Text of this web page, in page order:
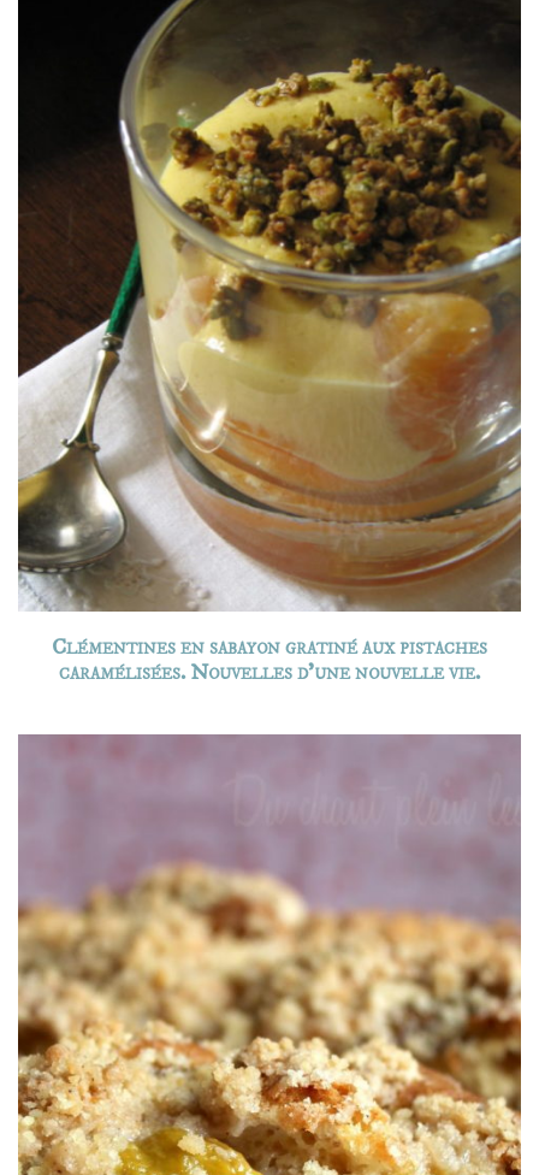
Clémentines en sabayon gratiné aux pistaches
caramélisées. Nouvelles d’une nouvelle vie.